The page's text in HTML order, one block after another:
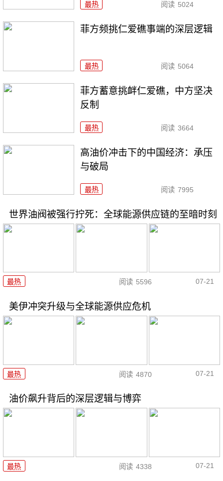
最热 阅读 5024
菲方频挑仁爱礁事端的深层逻辑
最热 阅读 5064
菲方蓄意挑衅仁爱礁，中方坚决
反制
最热 阅读 3664
高油价冲击下的中国经济：承压
与破局
最热 阅读 7995
世界油阀被强行拧死：全球能源供应链的至暗时刻
最热 阅读 5596 07-21
美伊冲突升级与全球能源供应危机
最热 阅读 4870 07-21
油价飙升背后的深层逻辑与博弈
最热 阅读 4338 07-21